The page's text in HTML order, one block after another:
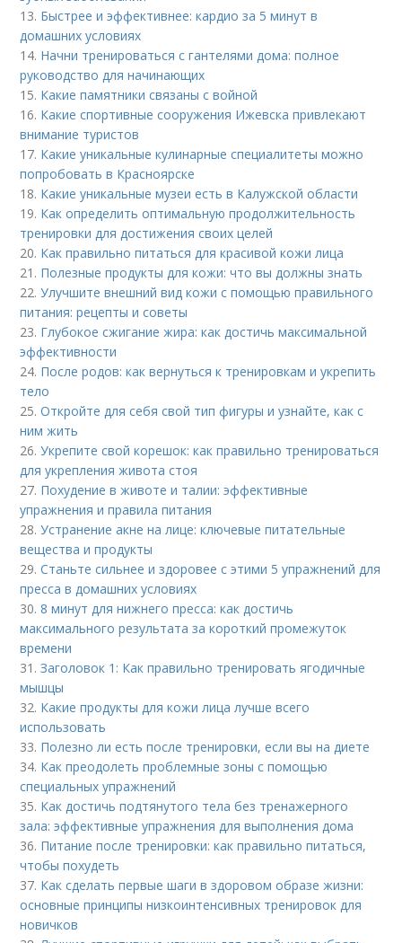
13. Быстрее и эффективнее: кардио за 5 минут в
домашних условиях
14. Начни тренироваться с гантелями дома: полное
руководство для начинающих
15. Какие памятники связаны с войной
16. Какие спортивные сооружения Ижевска привлекают
внимание туристов
17. Какие уникальные кулинарные специалитеты можно
попробовать в Красноярске
18. Какие уникальные музеи есть в Калужской области
19. Как определить оптимальную продолжительность
тренировки для достижения своих целей
20. Как правильно питаться для красивой кожи лица
21. Полезные продукты для кожи: что вы должны знать
22.Улучшите внешний вид кожи с помощью правильного
питания: рецепты и советы
23. Глубокое сжигание жира: как достичь максимальной
эффективности
24. После родов: как вернуться к тренировкам и укрепить
тело
25.Откройте для себя свой тип фигуры и узнайте, как с
ним жить
26.Укрепите свой корешок: как правильно тренироваться
для укрепления живота стоя
27. Похудение в животе и талии: эффективные
упражнения и правила питания
28.Устранение акне на лице: ключевые питательные
вещества и продукты
29.Станьте сильнее и здоровее с этими 5 упражнений для
пресса в домашних условиях
30.8 минут для нижнего пресса: как достичь
максимального результата за короткий промежуток
времени
31.Заголовок 1: Как правильно тренировать ягодичные
мышцы
32. Какие продукты для кожи лица лучше всего
использовать
33. Полезно ли есть после тренировки, если вы на диете
34. Как преодолеть проблемные зоны с помощью
специальных упражнений
35. Как достичь подтянутого тела без тренажерного
зала: эффективные упражнения для выполнения дома
36. Питание после тренировки: как правильно питаться,
чтобы похудеть
37. Как сделать первые шаги в здоровом образе жизни:
основные принципы низкоинтенсивных тренировок для
новичков